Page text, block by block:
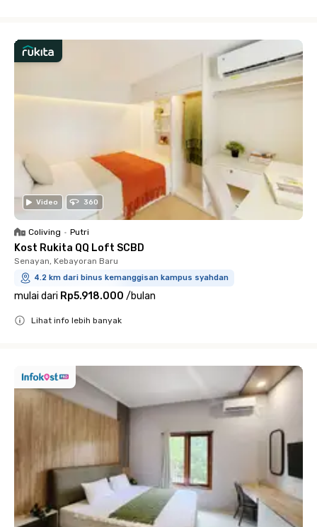
Video 360
Coliving • Putri
Kost Rukita QQ Loft SCBD
Senayan, Kebayoran Baru
4.2 km dari binus kemanggisan kampus syahdan
mulai dari Rp5.918.000 /bulan
Lihat info lebih banyak